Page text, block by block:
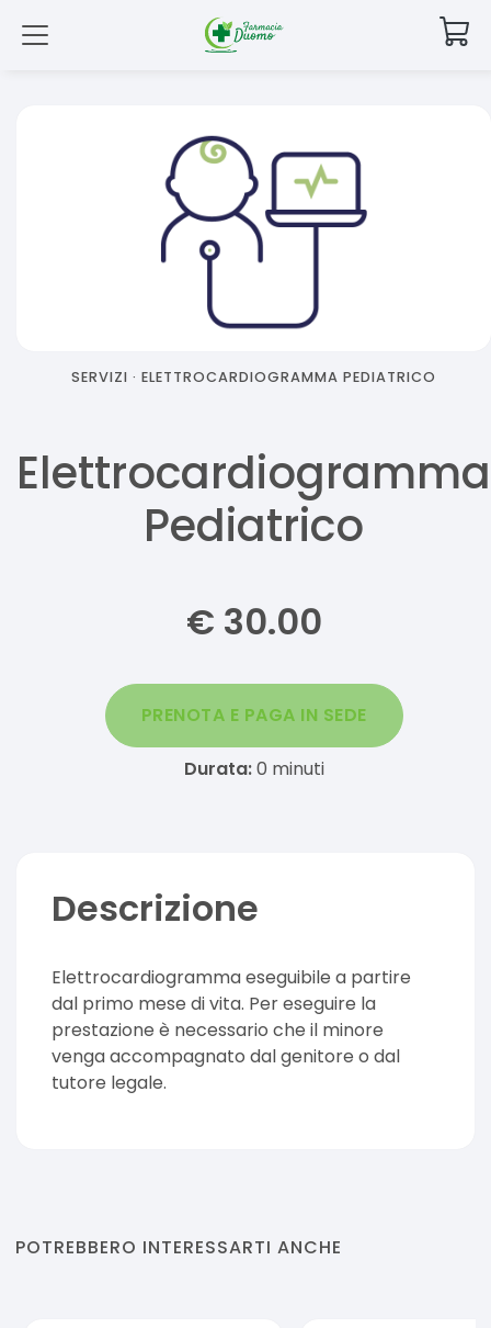
SERVIZI · ELETTROCARDIOGRAMMA PEDIATRICO
Elettrocardiogramma
Pediatrico
€ 30.00
PRENOTA E PAGA IN SEDE
Durata:0 minuti
Descrizione
Elettrocardiogramma eseguibile a partire
dal primo mese di vita. Per eseguire la
prestazione è necessario che il minore
venga accompagnato dal genitore o dal
tutore legale.
POTREBBERO INTERESSARTI ANCHE